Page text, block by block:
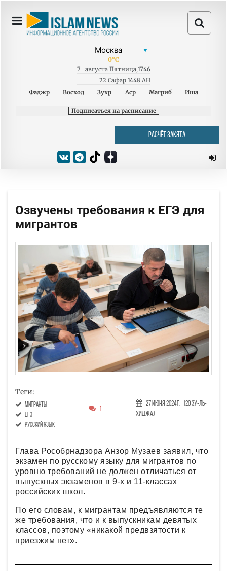
0°C
7 августа Пятница,17:46
22 Сафар 1448 AH
Фаджр
Восход Зухр Аср Магриб Иша
Подписаться на расписание
РАСЧЁТ ЗАКЯТА
Озвучены требования к ЕГЭ для
мигрантов
Теги:
мигранты
ЕГЭ
русский язык
1
27 Июня 2024г. (20 Зу-ль-
хиджа)
Глава Рособрнадзора Анзор Музаев заявил, что
экзамен по русскому языку для мигрантов по
уровню требований не должен отличаться от
выпускных экзаменов в 9-х и 11-классах
российских школ.
По его словам, к мигрантам предъявляются те
же требования, что и к выпускникам девятых
классов, поэтому «никакой предвзятости к
приезжим нет».